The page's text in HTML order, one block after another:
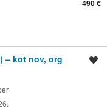
490 €
– kot nov, org